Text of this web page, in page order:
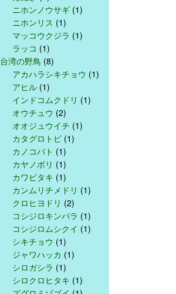
ニホンノウサギ (1)
ニホンリス (1)
マッコウクジラ (1)
ラッコ (1)
台湾の野鳥 (8)
アカハラシキチョウ (1)
アヒル (1)
インドコムクドリ (1)
オウチュウ (2)
オオジュウイチ (1)
カタグロトビ (1)
カノコバト (1)
カヤノボリ (1)
カワビタキ (1)
カンムリチメドリ (1)
クロヒヨドリ (2)
コシジロキンパラ (1)
コシジロムシクイ (1)
シキチョウ (1)
ジャワハッカ (1)
シロガシラ (1)
シロクロヒタキ (1)